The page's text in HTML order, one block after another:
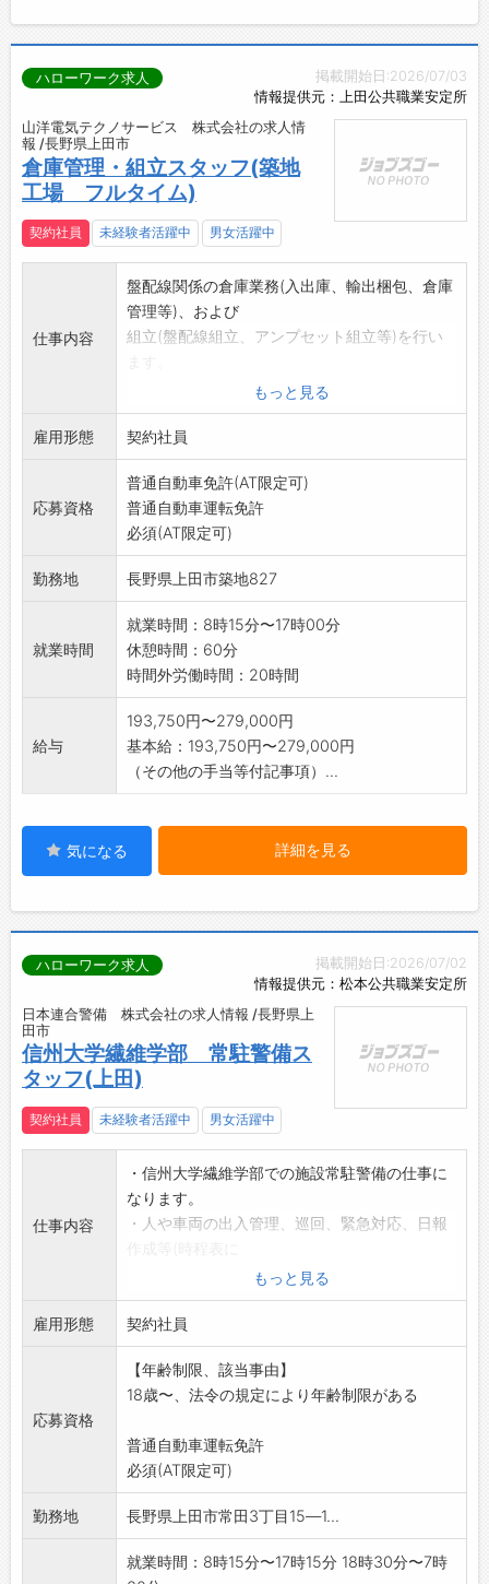
掲載開始日:2026/07/03
情報提供元：上田公共職業安定所
ハローワーク求人
山洋電気テクノサービス 株式会社の求人情
報 /長野県上田市
倉庫管理・組立スタッフ(築地
工場 フルタイム)
契約社員 未経験者活躍中 男女活躍中
仕事内容
盤配線関係の倉庫業務(入出庫、輸出梱包、倉庫
管理等)、および
組立(盤配線組立、アンプセット組立等)を行い
*チームで作業をすることが多い為、コミュニケ
ーションがしっか
りとれる方を希望いたします。
※異業種からの未経験者の方も歓迎いたしま
す。
変更範囲:変更なし
もっと見る
雇用形態 契約社員
応募資格
普通自動車免許(AT限定可)
普通自動車運転免許
必須(AT限定可)
勤務地 長野県上田市築地827
就業時間
就業時間：8時15分〜17時00分
休憩時間：60分
時間外労働時間：20時間
給与
193,750円〜279,000円
基本給：193,750円〜279,000円
（その他の手当等付記事項）...
気になる 詳細を見る
掲載開始日:2026/07/02
情報提供元：松本公共職業安定所
ハローワーク求人
日本連合警備 株式会社の求人情報 /長野県上
田市
信州大学繊維学部 常駐警備ス
タッフ(上田)
契約社員 未経験者活躍中 男女活躍中
仕事内容
・信州大学繊維学部での施設常駐警備の仕事に
なります。
・人や車両の出入管理、巡回、緊急対応、日報
基づいた勤務シフト)
・入社後は本社(松本)にて2～3週間の新入社員
研修(警備員
教育)を受けていただきます。(宿泊施設あり)
そのなかで、
警備の基本となる機械警備に関する事項も学
※就業先への直接連絡はご遠慮ください。
変更範囲:会社の定める業務
もっと見る
雇用形態 契約社員
応募資格
【年齢制限、該当事由】
18歳〜、法令の規定により年齢制限がある
普通自動車運転免許
必須(AT限定可)
勤務地 長野県上田市常田3丁目15―1...
就業時間：8時15分〜17時15分 18時30分〜7時